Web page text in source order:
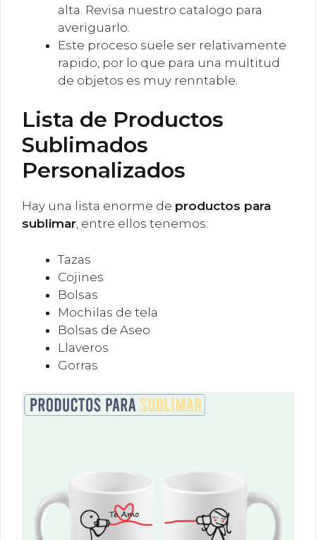
alta. Revisa nuestro catalogo para
averiguarlo.
Este proceso suele ser relativamente
rapido, por lo que para una multitud
de objetos es muy renntable.
Lista de Productos
Sublimados
Personalizados
Hay una lista enorme de productos para
sublimar, entre ellos tenemos:
Tazas
Cojines
Bolsas
Mochilas de tela
Bolsas de Aseo
Llaveros
Gorras